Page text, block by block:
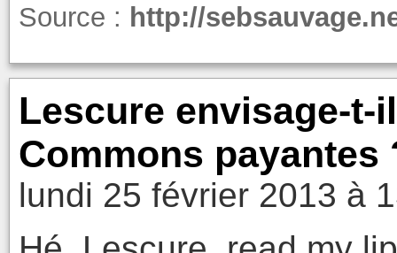
Source : http://
Lescure envisage-t-
Commons payantes
lundi 25 février 2013 à